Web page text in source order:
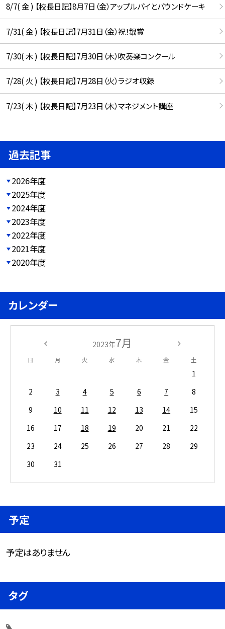
8/7( 金 ) 【校長日記】8月7日（金）アップルパイとパウンドケーキ
7/31( 金 ) 【校長日記】7月31日（金）祝！銀賞
7/30( 木 ) 【校長日記】7月30日（木）吹奏楽コンクール
7/28( 火 ) 【校長日記】7月28日（火）ラジオ収録
7/23( 木 ) 【校長日記】7月23日（木）マネジメント講座
過去記事
2026年度
2025年度
2024年度
2023年度
2022年度
2021年度
2020年度
カレンダー
2023年7月
日 月 火 水 木 金 土
1
2
3 4 5 6 7
8
9
10 11 12 13 14
15
16
17 18 19 20 21
22
23
24 25 26 27 28
29
30
31
予定
予定はありません
タグ